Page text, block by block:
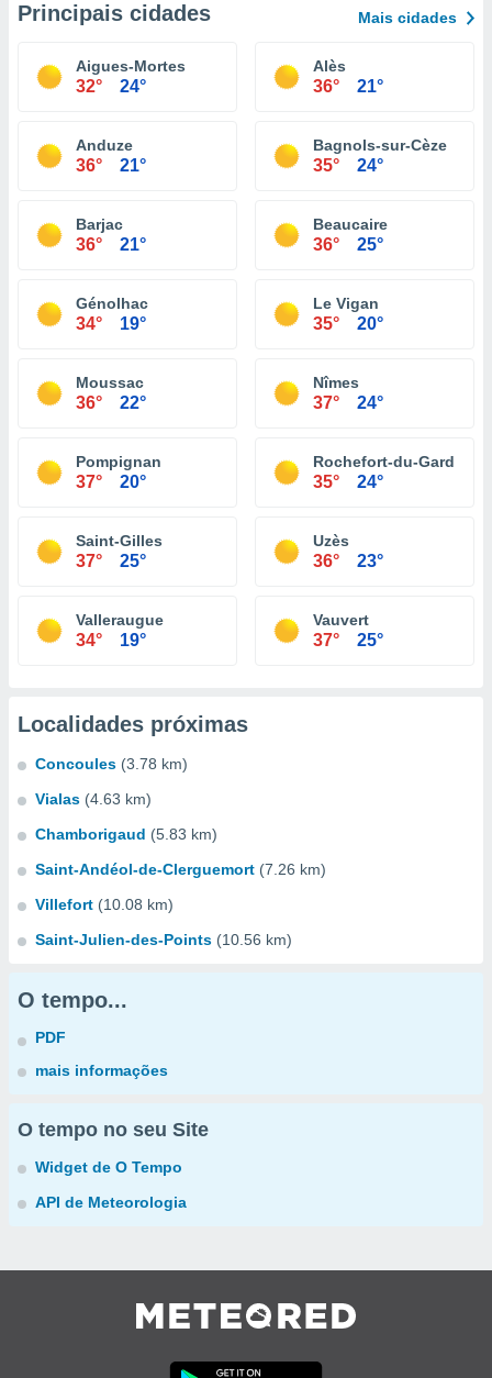
Principais cidades Mais cidades
Aigues-Mortes
32° 24°
Alès
36° 21°
Anduze
36° 21°
Bagnols-sur-Cèze
35° 24°
Barjac
36° 21°
Beaucaire
36° 25°
Génolhac
34° 19°
Le Vigan
35° 20°
Moussac
36° 22°
Nîmes
37° 24°
Pompignan
37° 20°
Rochefort-du-Gard
35° 24°
Saint-Gilles
37° 25°
Uzès
36° 23°
Valleraugue
34° 19°
Vauvert
37° 25°
Localidades próximas
Concoules (3.78 km)
Vialas (4.63 km)
Chamborigaud (5.83 km)
Saint-Andéol-de-Clerguemort (7.26 km)
Villefort (10.08 km)
Saint-Julien-des-Points (10.56 km)
O tempo...
PDF
mais informações
O tempo no seu Site
Widget de O Tempo
API de Meteorologia